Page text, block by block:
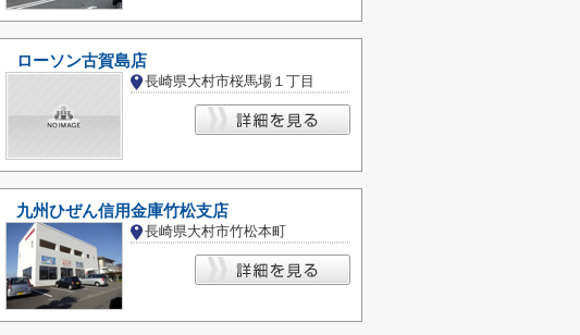
ローソン古賀島店
長崎県大村市桜馬場１丁目
九州ひぜん信用金庫竹松支店
長崎県大村市竹松本町